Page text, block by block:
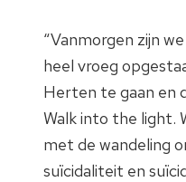
“Vanmorgen zijn
heel vroeg
Herten te gaan en
Walk into the light.
met de wandeling
suïcidaliteit en